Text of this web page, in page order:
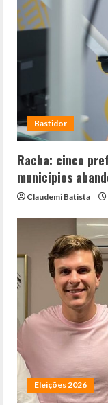
Bastidor
Racha: cinco
municípios
Claudemi Batista
Eleições 2026